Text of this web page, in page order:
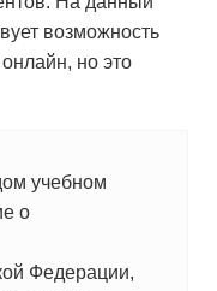
возможность
но это
учебном
о
Федерации,